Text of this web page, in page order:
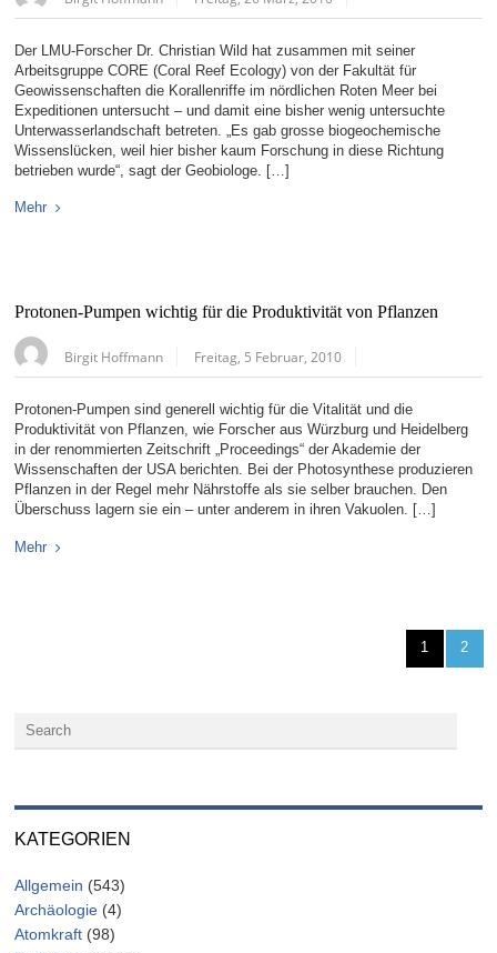
Der LMU-Forscher Dr. Christian Wild hat zusammen mit seiner
Arbeitsgruppe CORE (Coral Reef Ecology) von der Fakultät für
Geowissenschaften die Korallenriffe im nördlichen Roten Meer bei
Expeditionen untersucht – und damit eine bisher wenig untersuchte
Unterwasserlandschaft betreten. „Es gab grosse biogeochemische
Wissenslücken, weil hier bisher kaum Forschung in diese Richtung
betrieben wurde“, sagt der Geobiologe. […]
Mehr
Protonen-Pumpen wichtig für die Produktivität von Pflanzen
Birgit Hoffmann Freitag, 5 Februar, 2010
Protonen-Pumpen sind generell wichtig für die Vitalität und die
Produktivität von Pflanzen, wie Forscher aus Würzburg und Heidelberg
in der renommierten Zeitschrift „Proceedings“ der Akademie der
Wissenschaften der USA berichten. Bei der Photosynthese produzieren
Pflanzen in der Regel mehr Nährstoffe als sie selber brauchen. Den
Überschuss lagern sie ein – unter anderem in ihren Vakuolen. […]
Mehr
1 2
KATEGORIEN
Allgemein (543)
Archäologie (4)
Atomkraft (98)